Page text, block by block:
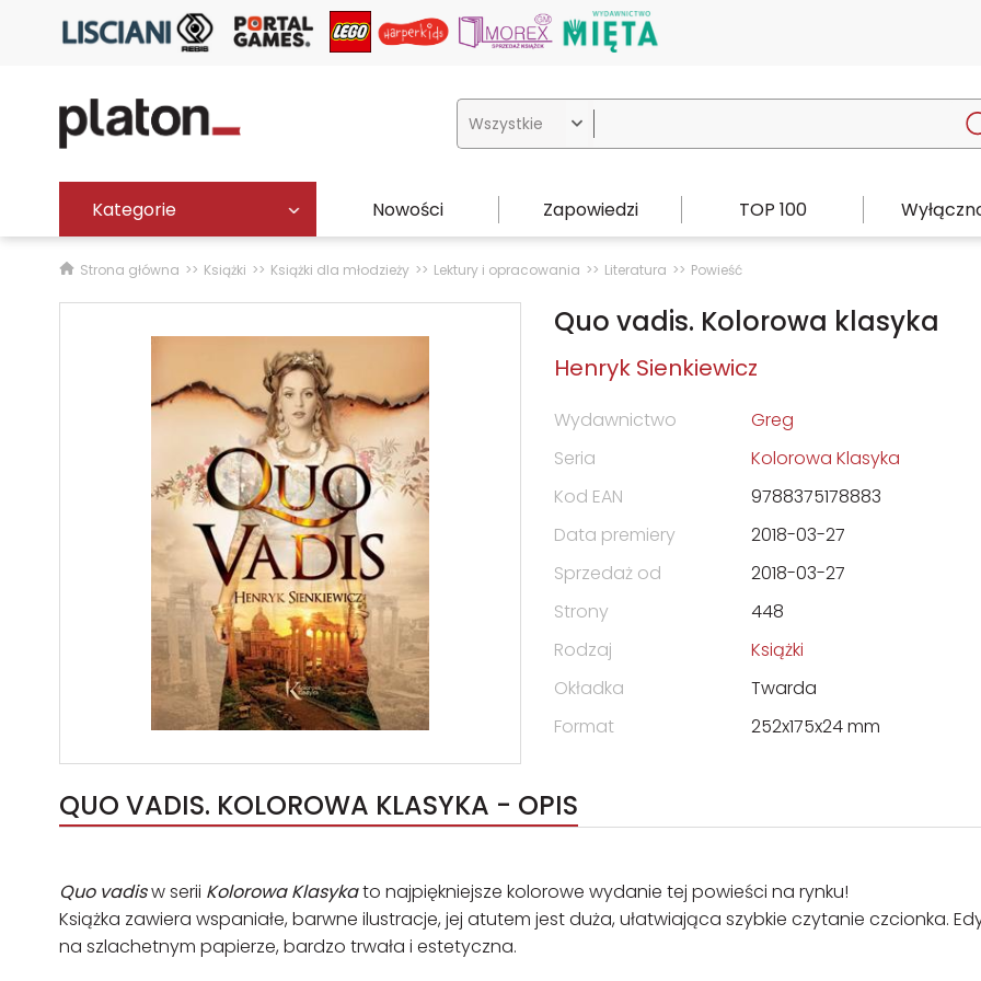

Kategorie Nowości Zapowiedzi TOP 100
Strona główna Książki Książki dla młodzieży Lektury i opracowania Literatura Powieść
Quo vadis. Kolorowa klasyka
Henryk Sienkiewicz
Wydawnictwo
Greg
Seria
Kolorowa Klasyka
Kod EAN
9788375178883
Data premiery
2018-03-27
Sprzedaż od
2018-03-27
Strony
448
Rodzaj
Książki
Okładka
Twarda
Format
252x175x24 mm
QUO VADIS. KOLOROWA KLASYKA - OPIS
Quo vadisw serii Kolorowa Klasykato najpiękniejsze kolorowe wydanie tej powieści na rynku!
Książka zawiera wspaniałe, barwne ilustracje, jej atutem jest duża, ułatwiająca szybkie czytanie czcionka.
na szlachetnym papierze, bardzo trwała i estetyczna.